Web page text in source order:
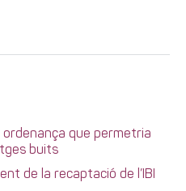
ordenança que permetria
buits
de la recaptació de l’IBI